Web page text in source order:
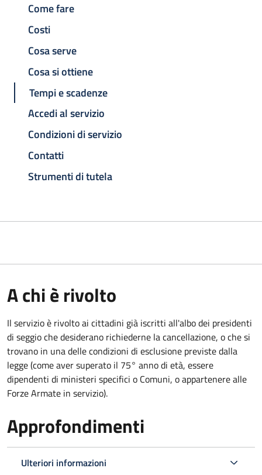
Come fare
Costi
Cosa serve
Cosa si ottiene
Tempi e scadenze
Accedi al servizio
Condizioni di servizio
Contatti
Strumenti di tutela
A chi è rivolto
Il servizio è rivolto ai cittadini già iscritti all'albo dei presidenti
di seggio che desiderano richiederne la cancellazione, o che si
trovano in una delle condizioni di esclusione previste dalla
legge (come aver superato il 75° anno di età, essere
dipendenti di ministeri specifici o Comuni, o appartenere alle
Forze Armate in servizio).
Approfondimenti
Ulteriori informazioni